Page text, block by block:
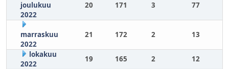
joulukuu
2022
20 171 3 77
marraskuu
2022
21 172 2 13
lokakuu
2022
19 165 2
12